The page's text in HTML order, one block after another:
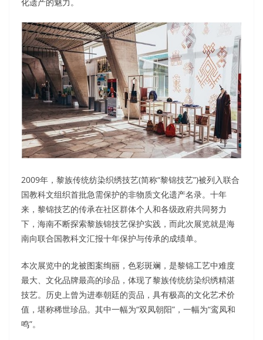
化遗产的魅力。
2009年，黎族传统纺染织绣技艺(简称“黎锦技艺”)被列入联合
国教科文组织首批急需保护的非物质文化遗产名录。十年
来，黎锦技艺的传承在社区群体个人和各级政府共同努力
下，海南不断探索黎族锦技艺保护实践，而此次展览就是海
南向联合国教科文汇报十年保护与传承的成绩单。
本次展览中的龙被图案绚丽，色彩斑斓，是黎锦工艺中难度
最大、文化品牌最高的珍品，体现了黎族传统纺染织绣精湛
技艺。历史上曾为进奉朝廷的贡品，具有极高的文化艺术价
值，堪称稀世珍品。其中一幅为“双凤朝阳”，一幅为“鸾凤和
鸣”。